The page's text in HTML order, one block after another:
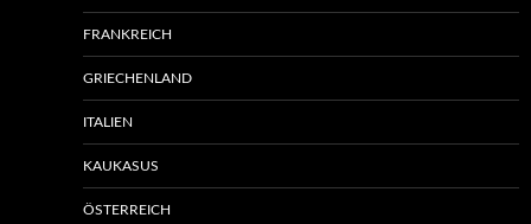
FRANKREICH
GRIECHENLAND
ITALIEN
KAUKASUS
ÖSTERREICH